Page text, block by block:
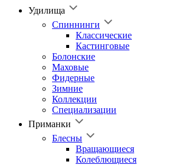
Удилища
Спиннинги
Классические
Кастинговые
Болонские
Маховые
Фидерные
Зимние
Коллекции
Специализации
Приманки
Блесны
Вращающиеся
Колеблющиеся